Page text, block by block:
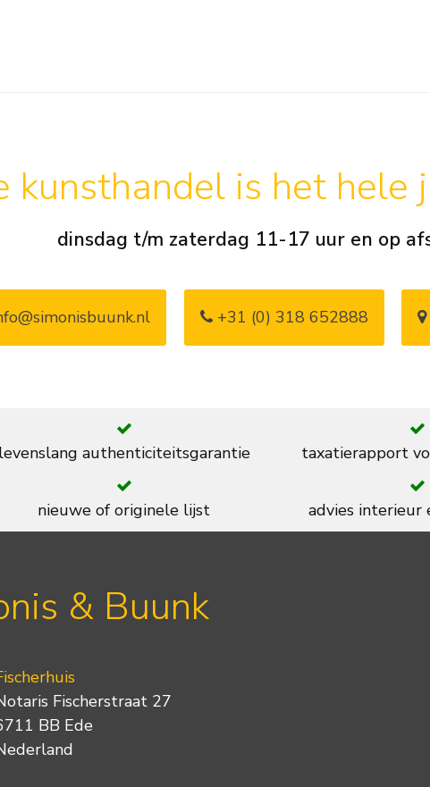
kunsthandel is het hele
dinsdag t/m zaterdag 11-17 uur en op
+31 (0) 318 652888
levenslang authenticiteitsgarantie taxatierapport
nieuwe of originele lijst advies interieur
& Buunk
Fischerstraat 27
BB Ede